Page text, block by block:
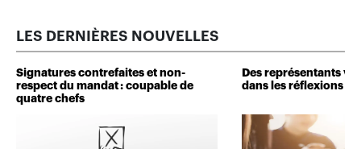
LES DERNIÈRES NOUVELLES
Signatures contrefaites et non-
respect du mandat : coupable de
quatre chefs
Des représentants
dans les réflexions de